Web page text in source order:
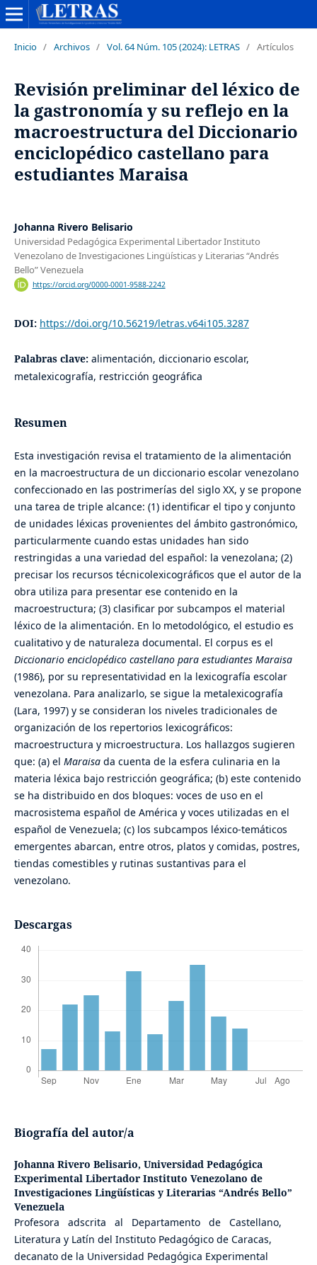
Inicio / Archivos / Vol. 64 Núm. 105 (2024): LETRAS / Artículos
Revisión preliminar del léxico de
la gastronomía y su reflejo en la
macroestructura del Diccionario
enciclopédico castellano para
estudiantes Maraisa
Johanna Rivero Belisario
Universidad Pedagógica Experimental Libertador Instituto
Venezolano de Investigaciones Lingüísticas y Literarias “Andrés
Bello” Venezuela
https://orcid.org/0000-0001-9588-2242
DOI: https://doi.org/10.56219/letras.v64i105.3287
Palabras clave: alimentación, diccionario escolar,
metalexicografía, restricción geográfica
Resumen
Esta investigación revisa el tratamiento de la alimentación
en la macroestructura de un diccionario escolar venezolano
confeccionado en las postrimerías del siglo XX, y se propone
una tarea de triple alcance: (1) identificar el tipo y conjunto
de unidades léxicas provenientes del ámbito gastronómico,
particularmente cuando estas unidades han sido
restringidas a una variedad del español: la venezolana; (2)
precisar los recursos técnicolexicográficos que el autor de la
obra utiliza para presentar ese contenido en la
macroestructura; (3) clasificar por subcampos el material
léxico de la alimentación. En lo metodológico, el estudio es
cualitativo y de naturaleza documental. El corpus es el
Diccionario enciclopédico castellano para estudiantes Maraisa
(1986), por su representatividad en la lexicografía escolar
venezolana. Para analizarlo, se sigue la metalexicografía
(Lara, 1997) y se consideran los niveles tradicionales de
organización de los repertorios lexicográficos:
macroestructura y microestructura. Los hallazgos sugieren
que: (a) el Maraisada cuenta de la esfera culinaria en la
materia léxica bajo restricción geográfica; (b) este contenido
se ha distribuido en dos bloques: voces de uso en el
macrosistema español de América y voces utilizadas en el
español de Venezuela; (c) los subcampos léxico-temáticos
emergentes abarcan, entre otros, platos y comidas, postres,
tiendas comestibles y rutinas sustantivas para el
venezolano.
Descargas
Biografía del autor/a
Johanna Rivero Belisario, Universidad Pedagógica
Experimental Libertador Instituto Venezolano de
Investigaciones Lingüísticas y Literarias “Andrés Bello”
Venezuela
Profesora adscrita al Departamento de Castellano,
Literatura y Latín del Instituto Pedagógico de Caracas,
decanato de la Universidad Pedagógica Experimental